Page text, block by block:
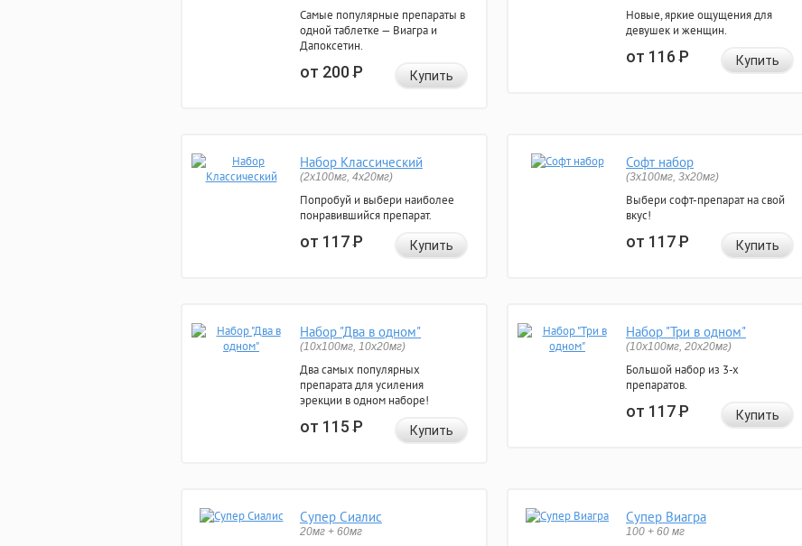
Самые популярные препараты в
одной таблетке — Виагра и
Дапоксетин.
от 200Р Купить
Новые, яркие ощущения для
девушек и женщин.
от 116Р Купить
Набор Классический
(2x100мг, 4x20мг)
Попробуй и выбери наиболее
понравившийся препарат.
от 117Р Купить
Софт набор
(3x100мг, 3x20мг)
Выбери софт-препарат на свой
вкус!
от 117Р Купить
Набор "Два в одном"
(10x100мг, 10x20мг)
Два самых популярных
препарата для усиления
эрекции в одном наборе!
от 115Р Купить
Набор "Три в одном"
(10x100мг, 20x20мг)
Большой набор из 3-х
препаратов.
от 117Р Купить
Супер Сиалис
20мг + 60мг
Супер Виагра
100 + 60 мг